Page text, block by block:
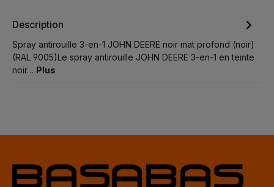
Description
Spray antirouille 3-en-1 JOHN DEERE noir mat profond (noir)
(RAL 9005)Le spray antirouille JOHN DEERE 3-en-1 en teinte
noir… Plus